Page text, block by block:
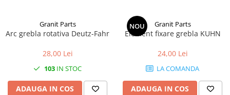
Granit Parts
Arc grebla rotativa Deutz-Fahr
28,00 Lei
103 IN STOC
ADAUGA IN COS
NOU Granit Parts
Element fixare grebla KUHN
24,00 Lei
LA COMANDA
ADAUGA IN COS